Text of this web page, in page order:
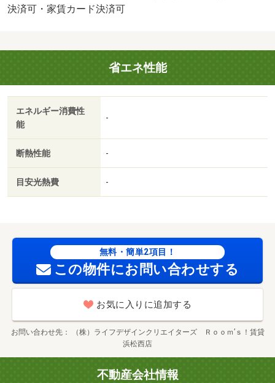
決済可・家賃カード決済可
省エネ性能
エネルギー消費性
能
-
断熱性能 -
目安光熱費 -
無料・簡単2項目！
この物件にお問い合わせする
お気に入りに追加する
お問い合わせ先
（株）ライフデザインクリエイターズ Ｒｏｏｍ’ｓ！賃貸
浜松西店
不動産会社情報